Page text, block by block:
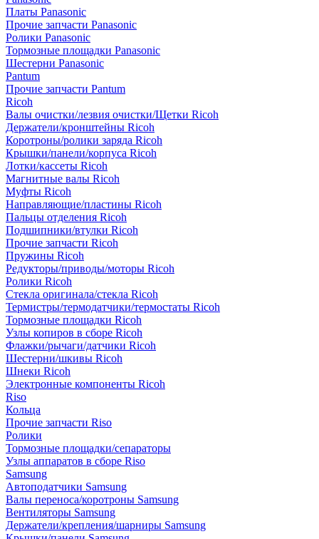
Платы Panasonic
Прочие запчасти Panasonic
Ролики Panasonic
Тормозные площадки Panasonic
Шестерни Panasonic
Pantum
Прочие запчасти Pantum
Ricoh
Валы очистки/лезвия очистки/Щетки Ricoh
Держатели/кронштейны Ricoh
Коротроны/ролики заряда Ricoh
Крышки/панели/корпуса Ricoh
Лотки/кассеты Ricoh
Магнитные валы Ricoh
Муфты Ricoh
Направляющие/пластины Ricoh
Пальцы отделения Ricoh
Подшипники/втулки Ricoh
Прочие запчасти Ricoh
Пружины Ricoh
Редукторы/приводы/моторы Ricoh
Ролики Ricoh
Стекла оригинала/стекла Ricoh
Термистры/термодатчики/термостаты Ricoh
Тормозные площадки Ricoh
Узлы копиров в сборе Ricoh
Флажки/рычаги/датчики Ricoh
Шестерни/шкивы Ricoh
Шнеки Ricoh
Электронные компоненты Ricoh
Riso
Кольца
Прочие запчасти Riso
Ролики
Тормозные площадки/сепараторы
Узлы аппаратов в сборе Riso
Samsung
Автоподатчики Samsung
Валы переноса/коротроны Samsung
Вентиляторы Samsung
Держатели/крепления/шарниры Samsung